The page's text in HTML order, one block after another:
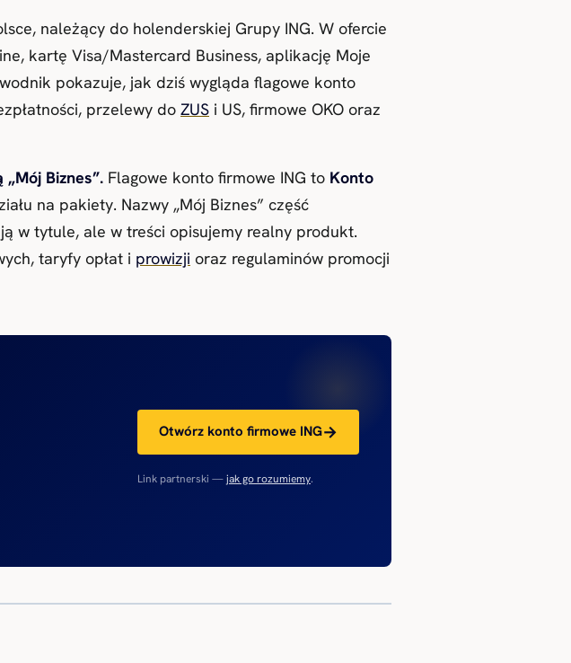
należący do holenderskiej Grupy ING. W ofercie
kartę Visa/Mastercard Business, aplikację Moje
pokazuje, jak dziś wygląda flagowe konto
przelewy do ZUS i US, firmowe OKO oraz
Biznes”. Flagowe konto firmowe ING to Konto
na pakiety. Nazwy „Mój Biznes” część
w tytule, ale w treści opisujemy realny produkt.
taryfy opłat i prowizji oraz regulaminów promocji
Otwórz konto firmowe ING
Link partnerski —jak go rozumiemy.